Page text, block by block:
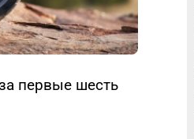
первые шесть